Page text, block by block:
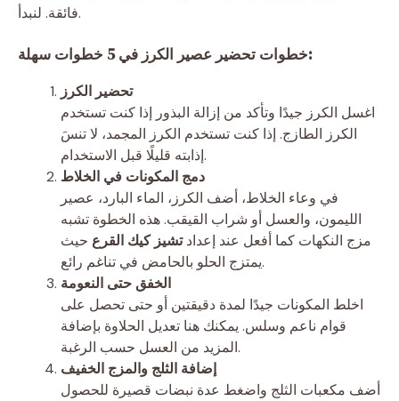
فائقة. لنبدأ.
خطوات تحضير عصير الكرز في 5 خطوات سهلة:
تحضير الكرز
اغسل الكرز جيدًا وتأكد من إزالة البذور إذا كنت تستخدم
الكرز الطازج. إذا كنت تستخدم الكرز المجمد، لا تنسَ
إذابته قليلًا قبل الاستخدام.
دمج المكونات في الخلاط
في وعاء الخلاط، أضف الكرز، الماء البارد، عصير
الليمون، والعسل أو شراب القيقب. هذه الخطوة تشبه
مزج النكهات كما أفعل عند إعدادتشيز كيك القرع حيث
يمتزج الحلو بالحامض في تناغم رائع.
الخفق حتى النعومة
اخلط المكونات جيدًا لمدة دقيقتين أو حتى تحصل على
قوام ناعم وسلس. يمكنك هنا تعديل الحلاوة بإضافة
المزيد من العسل حسب الرغبة.
إضافة الثلج والمزج الخفيف
أضف مكعبات الثلج واضغط عدة نبضات قصيرة للحصول